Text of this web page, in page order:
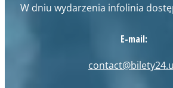
W dniu wydarzenia infolinia
E-mail: